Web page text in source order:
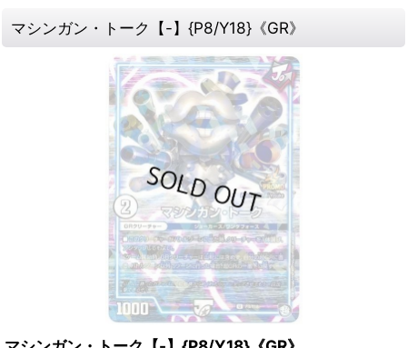
マシンガン・トーク【-】{P8/Y18}《GR》